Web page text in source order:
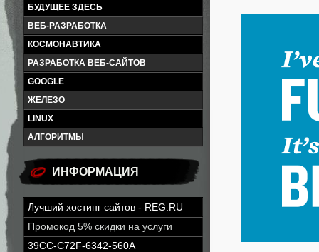
БУДУЩЕЕ ЗДЕСЬ
ВЕБ-РАЗРАБОТКА
КОСМОНАВТИКА
РАЗРАБОТКА ВЕБ-САЙТОВ
GOOGLE
ЖЕЛЕЗО
LINUX
АЛГОРИТМЫ
ИНФОРМАЦИЯ
Лучший хостинг сайтов - REG.RU
Промокод 5% скидки на услуги
39CC-C72F-6342-560A